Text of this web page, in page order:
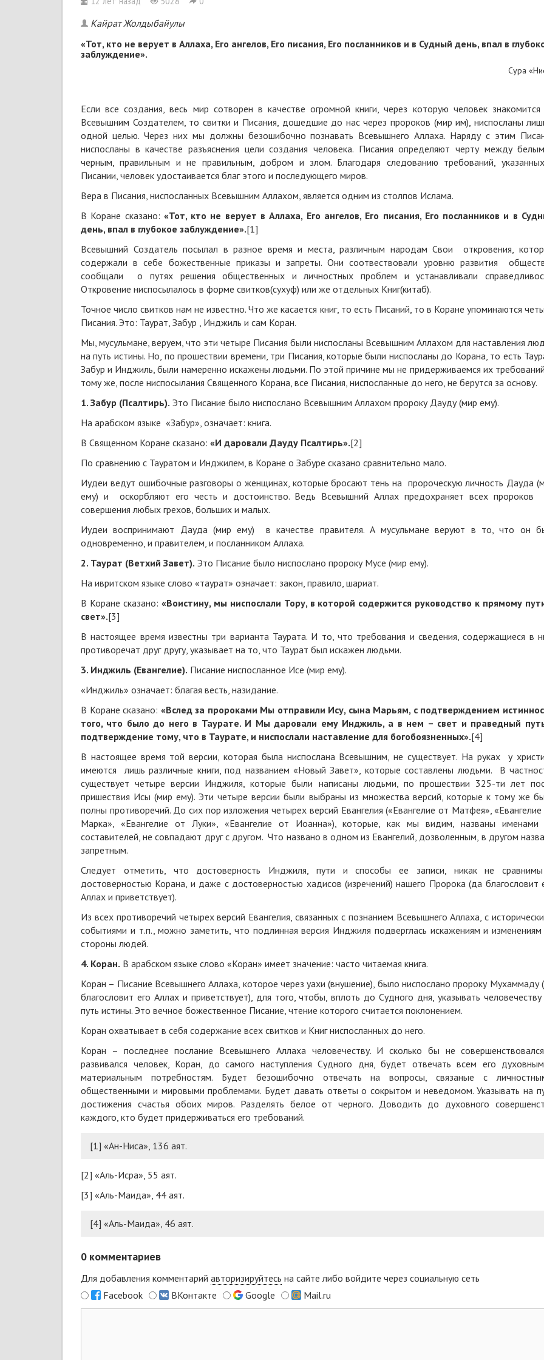
Кайрат Жолдыбайулы
«Тот, кто не верует в Аллаха, Его ангелов, Его писания, Его посланников и в Судный день, впал в
заблуждение».
Сура
Если все создания, весь мир сотворен в качестве огромной книги, через которую человек знакомится
Всевышним Создателем, то свитки и Писания, дошедшие до нас через пророков (мир им), ниспосланы
одной целью. Через них мы должны безошибочно познавать Всевышнего Аллаха. Наряду с этим
ниспосланы в качестве разъяснения цели создания человека. Писания определяют черту между
черным, правильным и не правильным, добром и злом. Благодаря следованию требований,
Писании, человек удостаивается благ этого и последующего миров.
Вера в Писания, ниспосланных Всевышним Аллахом, является одним из столпов Ислама.
В Коране сказано: «Тот, кто не верует в Аллаха, Его ангелов, Его писания, Его посланников и в
день, впал в глубокое заблуждение».[1]
Всевышний Создатель посылал в разное время и места, различным народам Свои откровения,
содержали в себе божественные приказы и запреты. Они соотвествовали уровню развития
сообщали о путях решения общественных и личностных проблем и устанавливали
Откровение ниспосылалось в форме свитков(сухуф) или же отдельных Книг(китаб).
Точное число свитков нам не известно. Что же касается книг, то есть Писаний, то в Коране упоминаются
Писания. Это: Таурат, Забур , Инджиль и сам Коран.
Мы, мусульмане, веруем, что эти четыре Писания были ниспосланы Всевышним Аллахом для наставления
на путь истины. Но, по прошествии времени, три Писания, которые были ниспосланы до Корана, то есть
Забур и Инджиль, были намеренно искажены людьми. По этой причине мы не придерживаемся их
тому же, после ниспосылания Священного Корана, все Писания, ниспосланные до него, не берутся за основу.
1. Забур (Псалтирь). Это Писание было ниспослано Всевышним Аллахом пророку Дауду (мир ему).
На арабском языке «Забур», означает: книга.
В Священном Коране сказано: «И даровали Дауду Псалтирь».[2]
По сравнению с Тауратом и Инджилем, в Коране о Забуре сказано сравнительно мало.
Иудеи ведут ошибочные разговоры о женщинах, которые бросают тень на пророческую личность Дауда
ему) и оскорбляют его честь и достоинство. Ведь Всевышний Аллах предохраняет всех пророков
совершения любых грехов, больших и малых.
Иудеи воспринимают Дауда (мир ему) в качестве правителя. А мусульмане веруют в то, что он
одновременно, и правителем, и посланником Аллаха.
2. Таурат (Ветхий Завет). Это Писание было ниспослано пророку Мусе (мир ему).
На ивритском языке слово «таурат» означает: закон, правило, шариат.
В Коране сказано: «Воистину, мы ниспослали Тору, в которой содержится руководство к прямому
свет».[3]
В настоящее время известны три варианта Таурата. И то, что требования и сведения, содержащиеся в
противоречат друг другу, указывает на то, что Таурат был искажен людьми.
3. Инджиль (Евангелие). Писание ниспосланное Исе (мир ему).
«Инджиль» означает: благая весть, назидание.
В Коране сказано: «Вслед за пророками Мы отправили Ису, сына Марьям, с подтверждением
того, что было до него в Таурате. И Мы даровали ему Инджиль, а в нем – свет и праведный
подтверждение тому, что в Таурате, и ниспослали наставление для богобоязненных».[4]
В настоящее время той версии, которая была ниспослана Всевышним, не существует. На руках у
имеются лишь различные книги, под названием «Новый Завет», которые составлены людьми. В
существует четыре версии Инджиля, которые были написаны людьми, по прошествии 325-ти лет
пришествия Исы (мир ему). Эти четыре версии были выбраны из множества версий, которые к тому же
полны противоречий. До сих пор изложения четырех версий Евангелия («Евангелие от Матфея»,
Марка», «Евангелие от Луки», «Евангелие от Иоанна»), которые, как мы видим, названы именами
составителей, не совпадают друг с другом. Что названо в одном из Евангелий, дозволенным, в другом
запретным.
Следует отметить, что достоверность Инджиля, пути и способы ее записи, никак не
достоверностью Корана, и даже с достоверностью хадисов (изречений) нашего Пророка (да благословит
Аллах и приветствует).
Из всех противоречий четырех версий Евангелия, связанных с познанием Всевышнего Аллаха, с
событиями и т.п., можно заметить, что подлинная версия Инджиля подверглась искажениям и изменениям
стороны людей.
4. Коран. В арабском языке слово «Коран» имеет значение: часто читаемая книга.
Коран – Писание Всевышнего Аллаха, которое через уахи (внушение), было ниспослано пророку Мухаммаду
благословит его Аллах и приветствует), для того, чтобы, вплоть до Судного дня, указывать
путь истины. Это вечное божественное Писание, чтение которого считается поклонением.
Коран охватывает в себя содержание всех свитков и Книг ниспосланных до него.
Коран – последнее послание Всевышнего Аллаха человечеству. И сколько бы не
развивался человек, Коран, до самого наступления Судного дня, будет отвечать всем его
материальным потребностям. Будет безошибочно отвечать на вопросы, связаные с
общественными и мировыми проблемами. Будет давать ответы о сокрытом и неведомом. Указывать на
достижения счастья обоих миров. Разделять белое от черного. Доводить до духовного
каждого, кто будет придерживаться его требований.
[1] «Ан-Ни­са», 136 аят.
[2] «Аль-Исра», 55 аят.
[3] «Аль-Маида», 44 аят.
[4] «Аль-Маида», 46 аят.
0 комментариев
Для добавления комментарий авторизируйтесь на сайте либо войдите через социальную сеть
Facebook
ВКонтакте Google Mail.ru